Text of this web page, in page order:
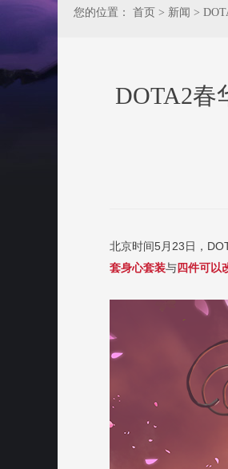
您的位置： 首页 > 新闻 >
DOTA2春
北京时间5月23日，
套身心套装与四件可以